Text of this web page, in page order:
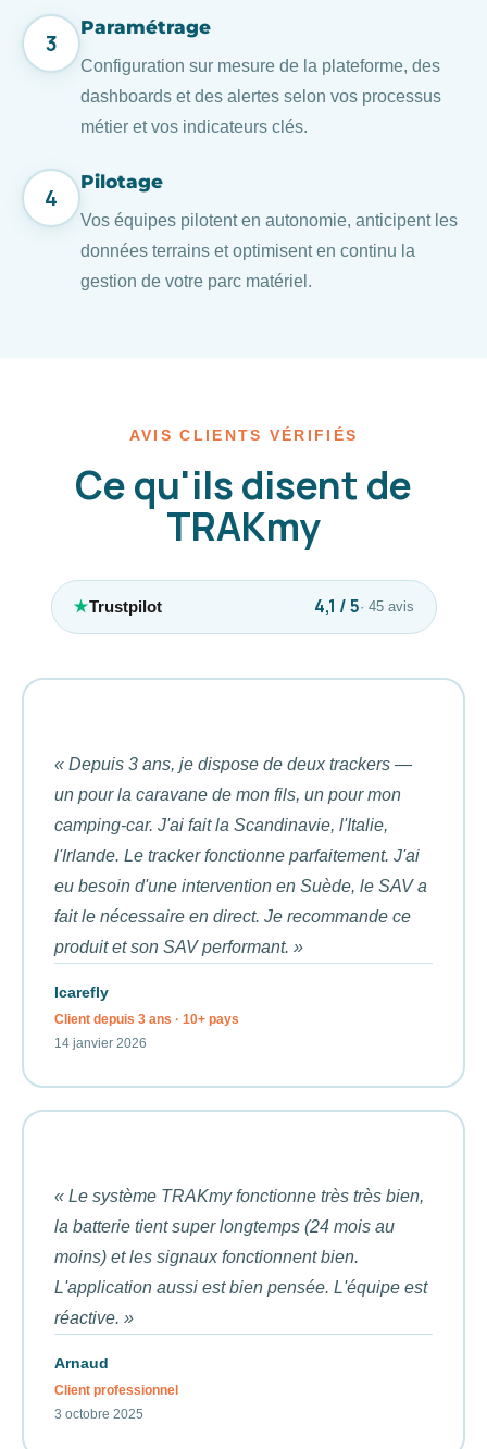
3
Paramétrage
Configuration sur mesure de la plateforme, des
dashboards et des alertes selon vos processus
métier et vos indicateurs clés.
4
Pilotage
Vos équipes pilotent en autonomie, anticipent les
données terrains et optimisent en continu la
gestion de votre parc matériel.
AVIS CLIENTS VÉRIFIÉS
Ce qu'ils disent de
TRAKmy
Trustpilot 4,1 / 5· 45 avis
« Depuis 3 ans, je dispose de deux trackers —
un pour la caravane de mon fils, un pour mon
camping-car. J'ai fait la Scandinavie, l'Italie,
l'Irlande. Le tracker fonctionne parfaitement. J'ai
eu besoin d'une intervention en Suède, le SAV a
fait le nécessaire en direct. Je recommande ce
produit et son SAV performant. »
Icarefly
Client depuis 3 ans · 10+ pays
14 janvier 2026
« Le système TRAKmy fonctionne très très bien,
la batterie tient super longtemps (24 mois au
moins) et les signaux fonctionnent bien.
L'application aussi est bien pensée. L'équipe est
réactive. »
Arnaud
Client professionnel
3 octobre 2025